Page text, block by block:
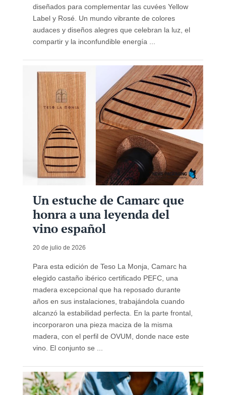
diseñados para complementar las cuvées Yellow
Label y Rosé. Un mundo vibrante de colores
audaces y diseños alegres que celebran la luz, el
compartir y la inconfundible energía ...
Un estuche de Camarc que
honra a una leyenda del
vino español
20 de julio de 2026
Para esta edición de Teso La Monja, Camarc ha
elegido castaño ibérico certificado PEFC, una
madera excepcional que ha reposado durante
años en sus instalaciones, trabajándola cuando
alcanzó la estabilidad perfecta. En la parte frontal,
incorporaron una pieza maciza de la misma
madera, con el perfil de OVUM, donde nace este
vino. El conjunto se ...